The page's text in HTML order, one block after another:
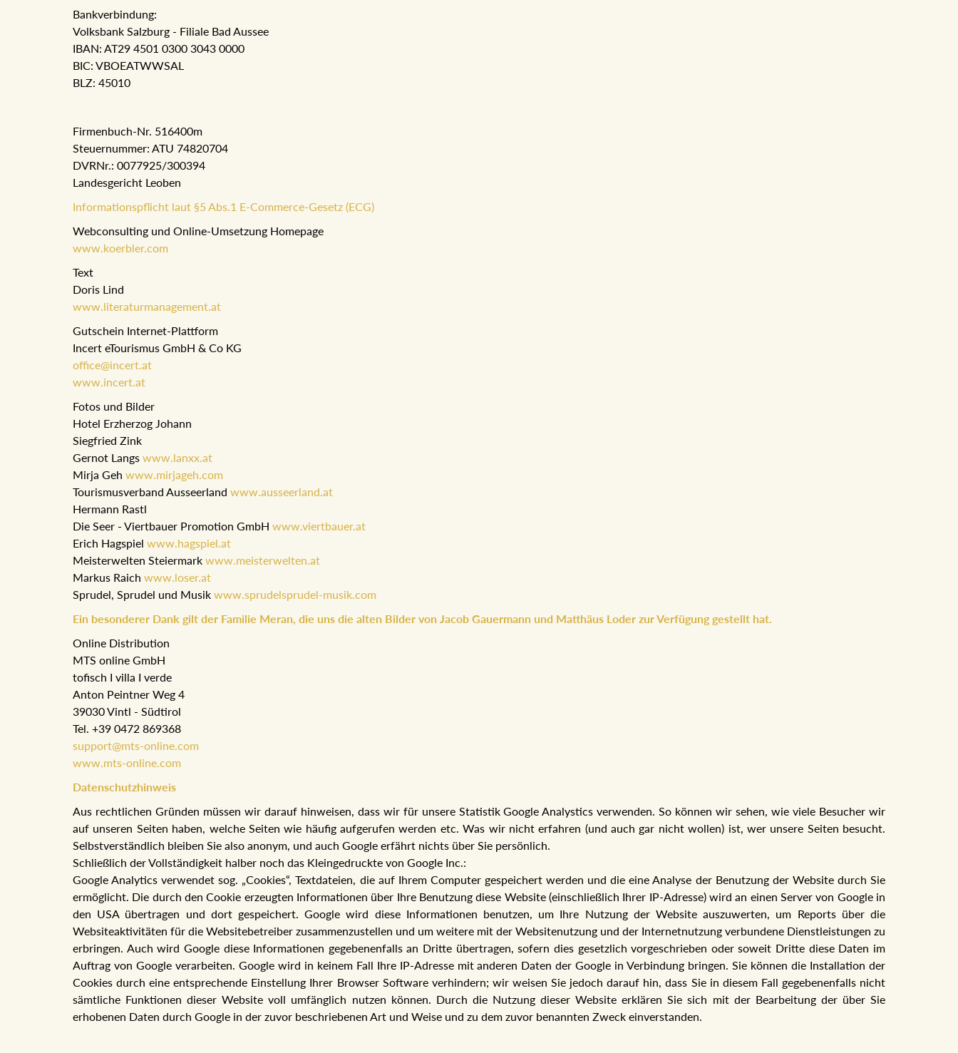
Bankverbindung:
Volksbank Salzburg - Filiale Bad Aussee
IBAN: AT29 4501 0300 3043 0000
BIC: VBOEATWWSAL
BLZ: 45010
Firmenbuch-Nr. 516400m
Steuernummer: ATU 74820704
DVRNr.: 0077925/300394
Landesgericht Leoben
Informationspflicht laut §5 Abs.1 E-Commerce-Gesetz (ECG)
Webconsulting und Online-Umsetzung Homepage
www.koerbler.com
Text
Doris Lind
www.literaturmanagement.at
Gutschein Internet-Plattform
Incert eTourismus GmbH & Co KG
office@incert.at
www.incert.at
Fotos und Bilder
Hotel Erzherzog Johann
Siegfried Zink
Gernot Langs www.lanxx.at
Mirja Geh www.mirjageh.com
Tourismusverband Ausseerland www.ausseerland.at
Hermann Rastl
Die Seer - Viertbauer Promotion GmbH www.viertbauer.at
Erich Hagspiel www.hagspiel.at
Meisterwelten Steiermark www.meisterwelten.at
Markus Raich www.loser.at
Sprudel, Sprudel und Musik www.sprudelsprudel-musik.com
Ein besonderer Dank gilt der Familie Meran, die uns die alten Bilder von Jacob Gauermann und Matthäus Loder zur Verfügung gestellt hat.
Online Distribution
MTS online GmbH
tofisch I villa I verde
Anton Peintner Weg 4
39030 Vintl - Südtirol
Tel. +39 0472 869368
support@mts-online.com
www.mts-online.com
Datenschutzhinweis
Aus rechtlichen Gründen müssen wir darauf hinweisen, dass wir für unsere Statistik Google Analystics verwenden. So können wir sehen, wie viele Besucher wir
auf unseren Seiten haben, welche Seiten wie häufig aufgerufen werden etc. Was wir nicht erfahren (und auch gar nicht wollen) ist, wer unsere Seiten besucht.
Selbstverständlich bleiben Sie also anonym, und auch Google erfährt nichts über Sie persönlich.
Schließlich der Vollständigkeit halber noch das Kleingedruckte von Google Inc.:
Google Analytics verwendet sog. „Cookies“, Textdateien, die auf Ihrem Computer gespeichert werden und die eine Analyse der Benutzung der Website durch Sie
ermöglicht. Die durch den Cookie erzeugten Informationen über Ihre Benutzung diese Website (einschließlich Ihrer IP-Adresse) wird an einen Server von Google in
den USA übertragen und dort gespeichert. Google wird diese Informationen benutzen, um Ihre Nutzung der Website auszuwerten, um Reports über die
Websiteaktivitäten für die Websitebetreiber zusammenzustellen und um weitere mit der Websitenutzung und der Internetnutzung verbundene Dienstleistungen zu
erbringen. Auch wird Google diese Informationen gegebenenfalls an Dritte übertragen, sofern dies gesetzlich vorgeschrieben oder soweit Dritte diese Daten im
Auftrag von Google verarbeiten. Google wird in keinem Fall Ihre IP-Adresse mit anderen Daten der Google in Verbindung bringen. Sie können die Installation der
Cookies durch eine entsprechende Einstellung Ihrer Browser Software verhindern; wir weisen Sie jedoch darauf hin, dass Sie in diesem Fall gegebenenfalls nicht
sämtliche Funktionen dieser Website voll umfänglich nutzen können. Durch die Nutzung dieser Website erklären Sie sich mit der Bearbeitung der über Sie
erhobenen Daten durch Google in der zuvor beschriebenen Art und Weise und zu dem zuvor benannten Zweck einverstanden.